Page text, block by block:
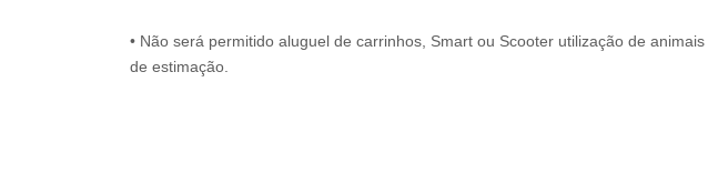
• Não será permitido aluguel de carrinhos, Smart ou Scooter utilização de animais
de estimação.